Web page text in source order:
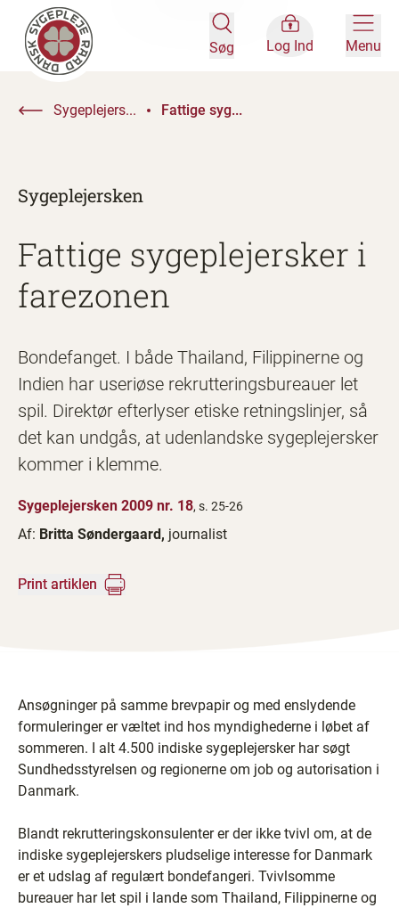
Søg Log Ind Menu
Sygeplejers... Fattige syg...
Sygeplejersken
Fattige sygeplejersker i
farezonen
Bondefanget. I både Thailand, Filippinerne og
Indien har useriøse rekrutteringsbureauer let
spil. Direktør efterlyser etiske retningslinjer, så
det kan undgås, at udenlandske sygeplejersker
kommer i klemme.
Sygeplejersken 2009 nr. 18, s. 25-26
Af: Britta Søndergaard, journalist
Print artiklen
Ansøgninger på samme brevpapir og med enslydende
formuleringer er væltet ind hos myndighederne i løbet af
sommeren. I alt 4.500 indiske sygeplejersker har søgt
Sundhedsstyrelsen og regionerne om job og autorisation i
Danmark.
Blandt rekrutteringskonsulenter er der ikke tvivl om, at de
indiske sygeplejerskers pludselige interesse for Danmark
er et udslag af regulært bondefangeri. Tvivlsomme
bureauer har let spil i lande som Thailand, Filippinerne og